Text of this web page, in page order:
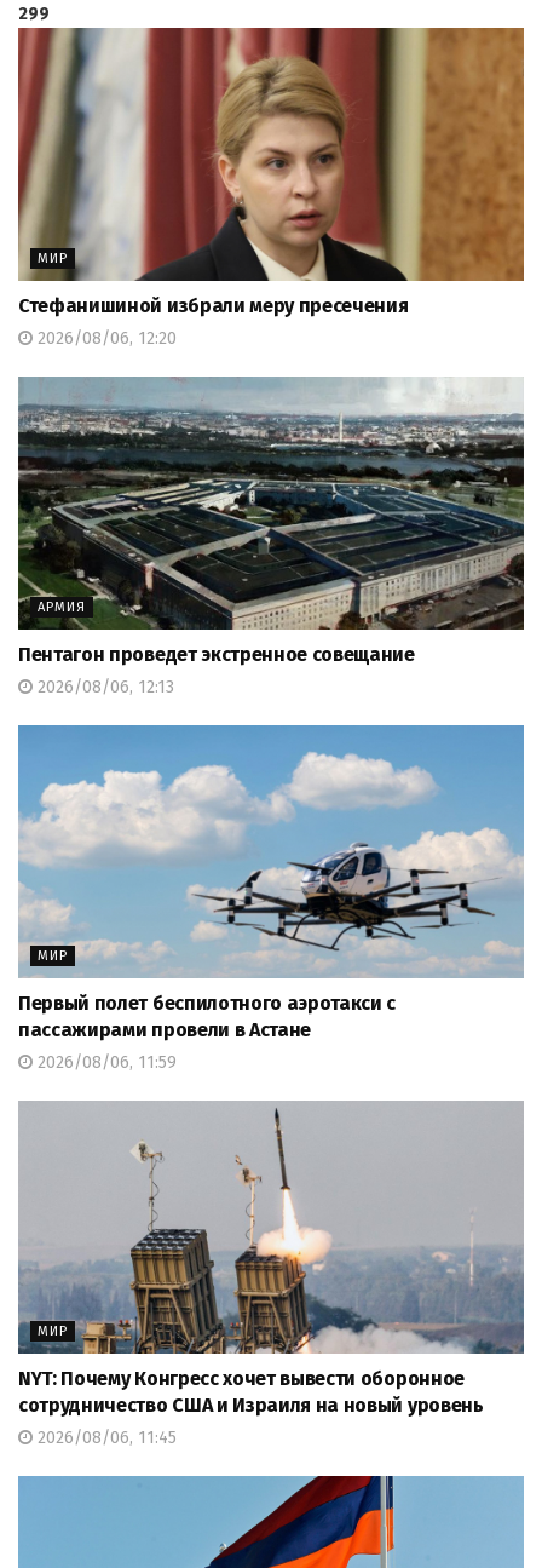
299
МИР
Стефанишиной избрали меру пресечения
2026/08/06, 12:20
АРМИЯ
Пентагон проведет экстренное совещание
2026/08/06, 12:13
МИР
Первый полет беспилотного аэротакси с
пассажирами провели в Астане
2026/08/06, 11:59
МИР
NYT: Почему Конгресс хочет вывести оборонное
сотрудничество США и Израиля на новый уровень
2026/08/06, 11:45